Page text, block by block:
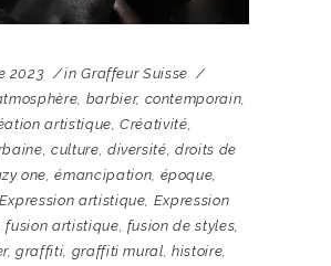
2023 in Graffeur Suisse
, barbier, contemporain,
artistique,Créativité,
,culture, diversité,droits de
one,émancipation, époque,
Expression artistique, Expression
fusion artistique, fusion de styles,
,graffiti, graffiti mural,histoire,